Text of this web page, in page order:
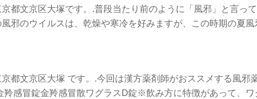
都文京区大塚です。.普段当たり前のように「風邪」と言っ
邪のウイルスは、乾燥や寒冷を好みますが、この時期の夏風
都文京区大塚 です。.今回は漢方薬剤師がおススメする風邪
感冒錠金羚感冒散ワグラスD錠※飲み方に特徴があって、ワ